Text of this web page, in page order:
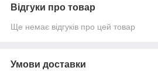
Відгуки про товар
Ще немає відгуків про цей товар
Умови доставки